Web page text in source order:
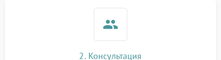
2. Консультация